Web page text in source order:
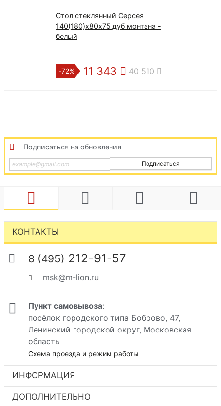
Стол стеклянный Серсея
140(180)х80х75 дуб монтана -
белый
-72% 11 343 40 510
Подписаться на обновления
Подписаться
КОНТАКТЫ
8 (495) 212-91-57
msk@m-lion.ru
Пункт самовывоза:
посёлок городского типа Боброво, 47,
Ленинский городской округ, Московская
область
Схема проезда и режим работы
ИНФОРМАЦИЯ
ДОПОЛНИТЕЛЬНО